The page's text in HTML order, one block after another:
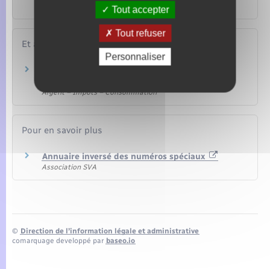
répression des fraudes) ?
Et aussi
Argent – Impôts – Consommation
Pour en savoir plus
Annuaire inversé des numéros spéciaux
Association SVA
© Direction de l’information légale et administrative
comarquage developpé par baseo.io
Tout accepter
Tout refuser
Personnaliser